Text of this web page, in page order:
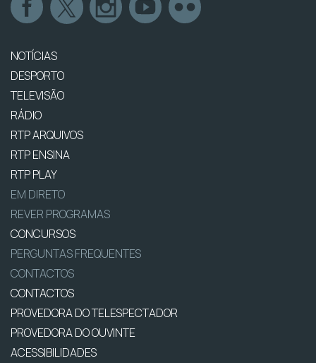
NOTÍCIAS
DESPORTO
TELEVISÃO
RÁDIO
RTP ARQUIVOS
RTP ENSINA
RTP PLAY
EM DIRETO
REVER PROGRAMAS
CONCURSOS
PERGUNTAS FREQUENTES
CONTACTOS
CONTACTOS
PROVEDORA DO TELESPECTADOR
PROVEDORA DO OUVINTE
ACESSIBILIDADES